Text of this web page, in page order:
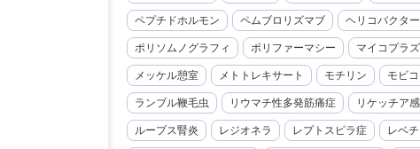
ペプチドホルモン ペムブロリズマブ ヘリコバクタ
ポリソムノグラフィ ポリファーマシー マイコプラ
メッケル憩室 メトトレキサート モチリン モビ
ランブル鞭毛虫 リウマチ性多発筋痛症 リケッチア
ループス腎炎 レジオネラ レプトスピラ症 レベ